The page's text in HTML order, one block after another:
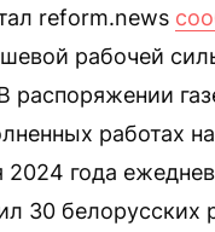
reform.news
рабочей
распоряжении
работах
года
30 белорусских